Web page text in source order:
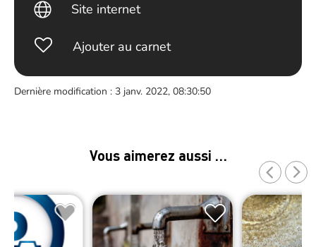
Site internet
Ajouter au carnet
Dernière modification : 3 janv. 2022, 08:30:50
Vous aimerez aussi …